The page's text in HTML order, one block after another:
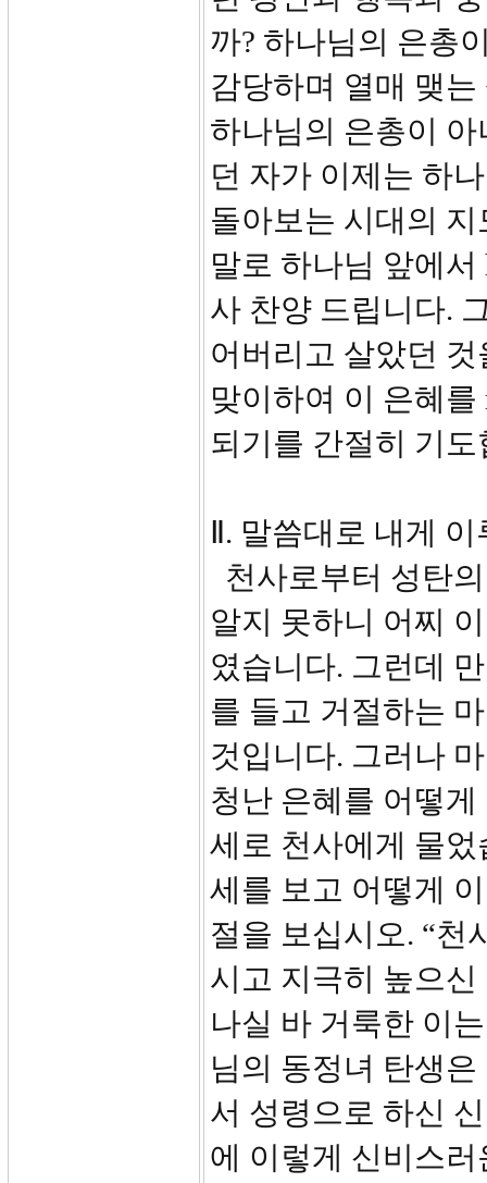
까? 하나님의 은총
감당하며 열매 맺
하나님의 은총이
던 자가 이제는 하
돌아보는 시대의
말로 하나님 앞에
사 찬양 드립니다.
어버리고 살았던
맞이하여 이 은혜
되기를 간절히 기도
Ⅱ. 말씀대로 내게
천사로부터 성탄
알지 못하니 어찌
였습니다. 그런데
를 들고 거절하는
것입니다. 그러나
청난 은혜를 어떻
세로 천사에게 물
세를 보고 어떻게
절을 보십시오. “천
시고 지극히 높으
나실 바 거룩한 이
님의 동정녀 탄생
서 성령으로 하신
에 이렇게 신비스